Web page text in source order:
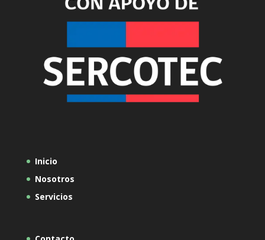
Inicio
Nosotros
Servicios